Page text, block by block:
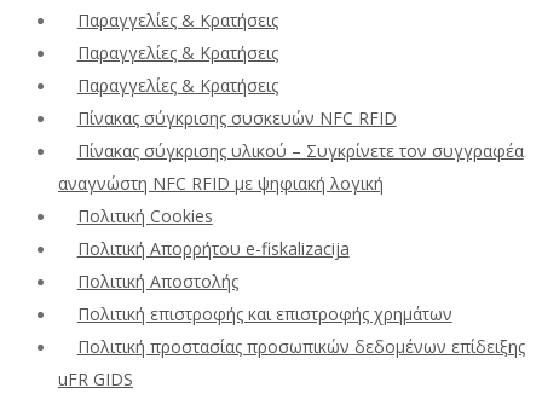
Παραγγελίες & Κρατήσεις
Παραγγελίες & Κρατήσεις
Παραγγελίες & Κρατήσεις
Πίνακας σύγκρισης συσκευών NFC RFID
Πίνακας σύγκρισης υλικού – Συγκρίνετε τον συγγραφέα
αναγνώστη NFC RFID με ψηφιακή λογική
Πολιτική Cookies
Πολιτική Απορρήτου e-fiskalizacija
Πολιτική Αποστολής
Πολιτική επιστροφής και επιστροφής χρημάτων
Πολιτική προστασίας προσωπικών δεδομένων επίδειξης
uFR GIDS